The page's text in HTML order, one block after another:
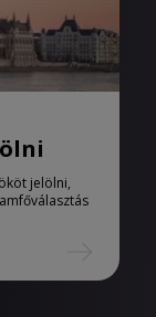
jelölni,